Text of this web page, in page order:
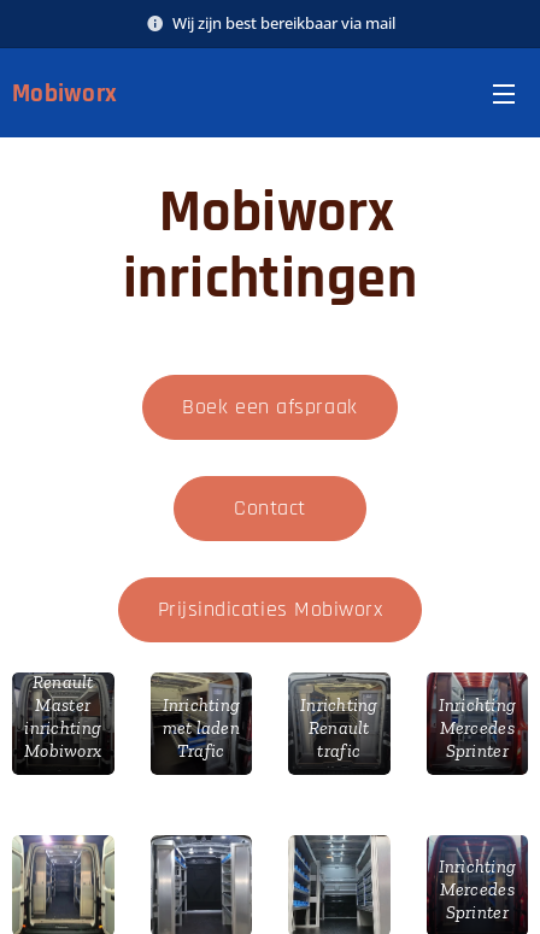
Wij zijn best bereikbaar via mail
Mobiworx
Mobiworx
inrichtingen
Boek een afspraak
Contact
Prijsindicaties Mobiworx
Renault
Master
inrichting
Mobiworx
Inrichting
met laden
Trafic
Inrichting
Renault
trafic
Inrichting
Mercedes
Sprinter
Inrichting
Mercedes
Sprinter